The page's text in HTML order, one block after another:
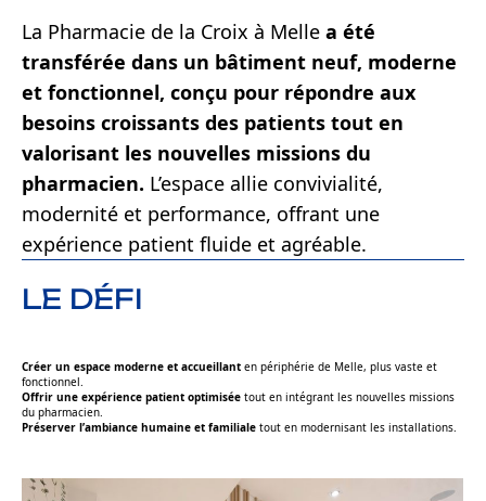
La Pharmacie de la Croix à Melle a été
transférée dans un bâtiment neuf, moderne
et fonctionnel, conçu pour répondre aux
besoins croissants des patients tout en
valorisant les nouvelles missions du
pharmacien. L’espace allie convivialité,
modernité et performance, offrant une
expérience patient fluide et agréable.
LE DÉFI
Créer un espace moderne et accueillant en périphérie de Melle, plus vaste et
fonctionnel.
Offrir une expérience patient optimisée tout en intégrant les nouvelles missions
du pharmacien.
Préserver l’ambiance humaine et familiale tout en modernisant les installations.